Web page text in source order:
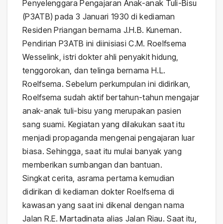
Penyelenggara Pengajaran Anak-anak Tuli-Bisu
(P3ATB) pada 3 Januari 1930 di kediaman
Residen Priangan bernama J.H.B. Kuneman.
Pendirian P3ATB ini diinisiasi C.M. Roelfsema
Wesselink, istri dokter ahli penyakit hidung,
tenggorokan, dan telinga bernama H.L.
Roelfsema. Sebelum perkumpulan ini didirikan,
Roelfsema sudah aktif bertahun-tahun mengajar
anak-anak tuli-bisu yang merupakan pasien
sang suami. Kegiatan yang dilakukan saat itu
menjadi propaganda mengenai pengajaran luar
biasa. Sehingga, saat itu mulai banyak yang
memberikan sumbangan dan bantuan.
Singkat cerita, asrama pertama kemudian
didirikan di kediaman dokter Roelfsema di
kawasan yang saat ini dikenal dengan nama
Jalan R.E. Martadinata alias Jalan Riau. Saat itu,